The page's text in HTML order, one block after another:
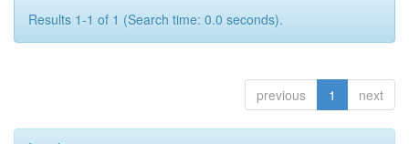
Results 1-1 of 1 (Search time: 0.0 seconds).
previous 1 next